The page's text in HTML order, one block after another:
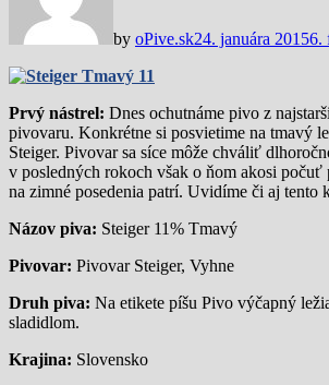
by oPive.sk24. januára 20156.
Prvý nástrel: Dnes ochutnáme pivo z
pivovaru. Konkrétne si posvietime na tmavý
Steiger. Pivovar sa síce môže chváliť
v posledných rokoch však o ňom akosi počuť
na zimné posedenia patrí. Uvidíme či aj tento
Názov piva: Steiger 11% Tmavý
Pivovar: Pivovar Steiger, Vyhne
Druh piva: Na etikete píšu Pivo výčapný
sladidlom.
Krajina: Slovensko